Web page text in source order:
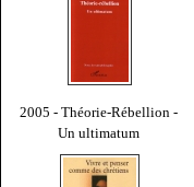
2005 - Théorie-Rébellion -
Un ultimatum